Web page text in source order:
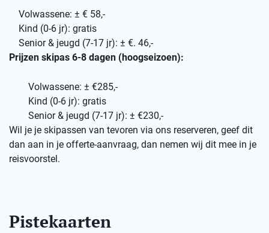
Volwassene: ± € 58,-
Kind (0-6 jr): gratis
Senior & jeugd (7-17 jr): ± €. 46,-
Prijzen skipas 6-8 dagen (hoogseizoen):
Volwassene: ± €285,-
Kind (0-6 jr): gratis
Senior & jeugd (7-17 jr): ± €230,-
Wil je je skipassen van tevoren via ons reserveren, geef dit
dan aan in je offerte-aanvraag, dan nemen wij dit mee in je
reisvoorstel.
Pistekaarten